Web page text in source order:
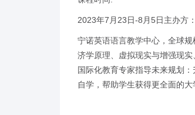
2023年7月23日-8月5日主办方：
宁诺英语语言教学中心，全球
济学原理、虚拟现实与增强现
国际化教育专家指导未来规划
自学，帮助学生获得更全面的